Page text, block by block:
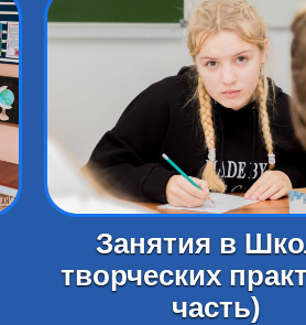
Занятия в
творческих
часть)